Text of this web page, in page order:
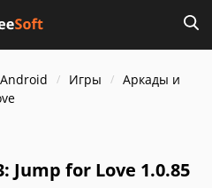
Android Игры
Аркады и
Jump for Love 1.0.85